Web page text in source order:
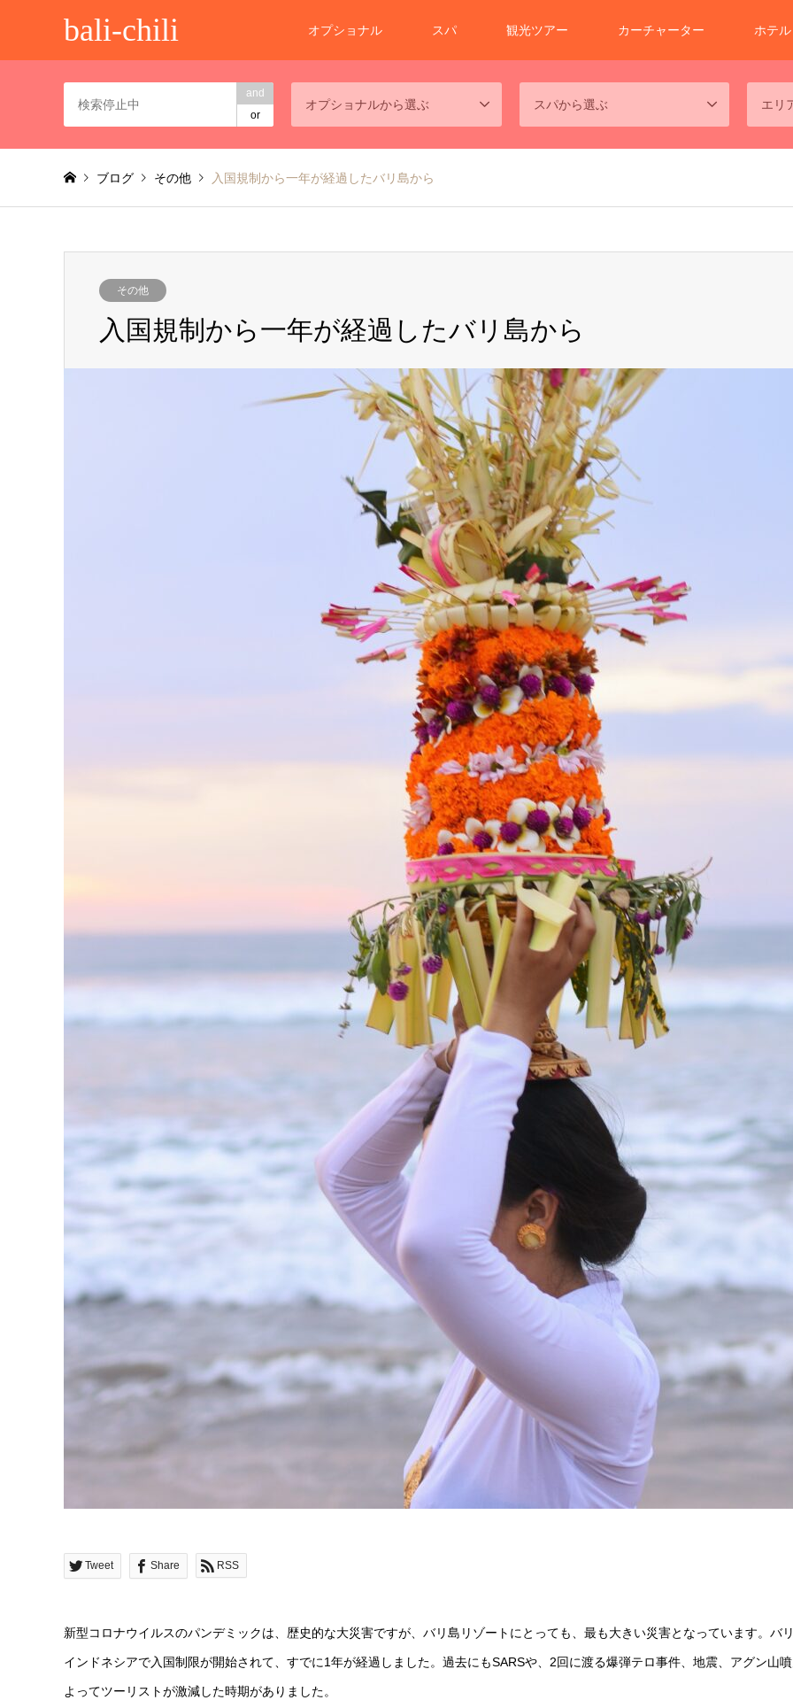
bali-chili オプショナル スパ 観光ツアー カーチャーター ホテル
and
or
オプショナルから選ぶ スパから選ぶ エリ
ブログ その他 入国規制から一年が経過したバリ島から
その他
入国規制から一年が経過したバリ島から
Tweet Share RSS
新型コロナウイルスのパンデミックは、歴史的な大災害ですが、バリ島リゾートにとっても、最も大きい災害となっています。バ
インドネシアで入国制限が開始されて、すでに1年が経過しました。過去にもSARSや、2回に渡る爆弾テロ事件、地震、アグン山
よってツーリストが激減した時期がありました。